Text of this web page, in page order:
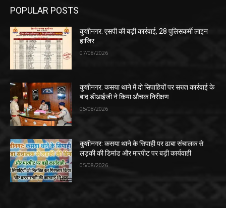
POPULAR POSTS
कुशीनगर: एसपी की बड़ी कार्रवाई, 28 पुलिसकर्मी लाइन
हाजिर
07/08/2026
कुशीनगर: कसया थाने में दो सिपाहियों पर सख्त कार्रवाई के
बाद डीआईजी ने किया औचक निरीक्षण
05/08/2026
कुशीनगर: कसया थाने के सिपाही पर ढाबा संचालक से
लड़की की डिमांड और मारपीट पर बड़ी कार्यवाही
05/08/2026